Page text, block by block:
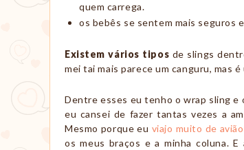
quem carrega.
os bebês se sentem mais seguros
Existem vários tipos de slings
mei tai mais parece um canguru, mas
Dentre esses eu tenho o wrap sling e
eu cansei de fazer tantas vezes a
Mesmo porque eu viajo muito de avião
os meus braços e a minha coluna.